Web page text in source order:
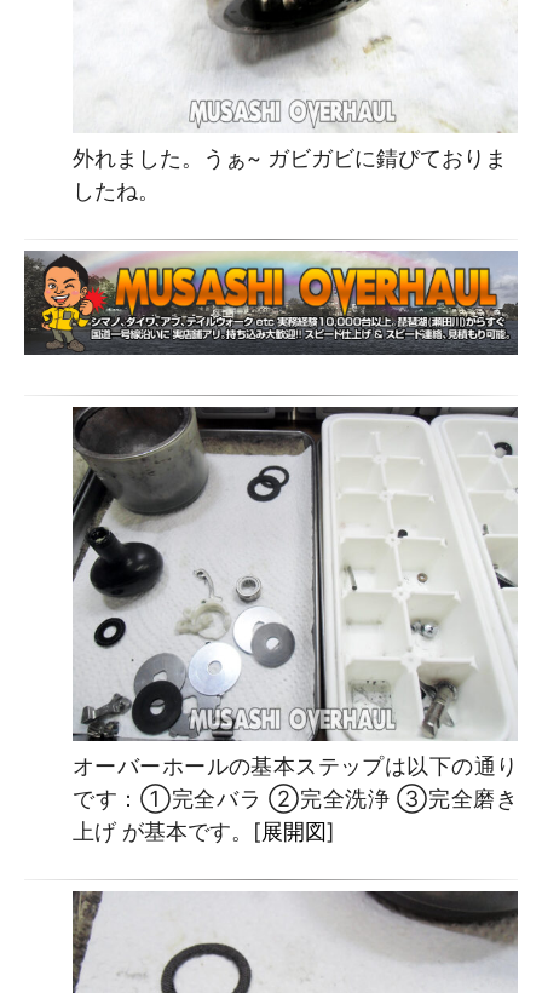
外れました。うぁ~ ガビガビに錆びておりま
したね。
オーバーホールの基本ステップは以下の通り
です：①完全バラ ②完全洗浄 ③完全磨き
上げ が基本です。[展開図]